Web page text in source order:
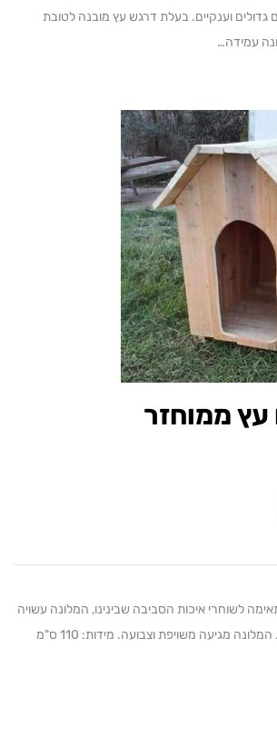
וענקיים. בעלת דרגש עץ מובנה לטובת
ממוחזר
איכות הסביבה שבינינו, המלונה עשויה
מעץ מגושם מסיבי חזק. המלונה מגיעה משויפת וצבועה. מידות: 110 ס"מ